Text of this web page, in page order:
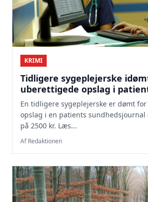
KRIMI
Tidligere sygeplejerske
uberettigede opslag i
En tidligere sygeplejerske er dømt
opslag i en patients sundhedsjournal
på 2500 kr. Læs...
Af Redaktionen